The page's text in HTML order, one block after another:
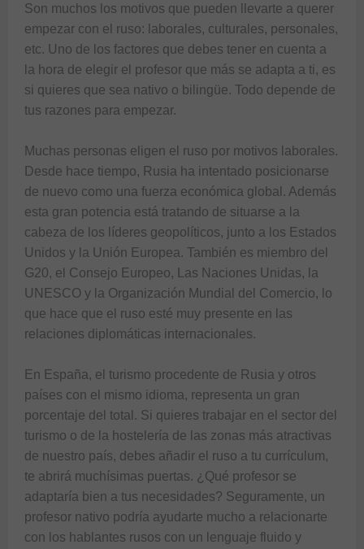
Son muchos los motivos que pueden llevarte a querer
empezar con el ruso: laborales, culturales, personales,
etc. Uno de los factores que debes tener en cuenta a
la hora de elegir el profesor que más se adapta a ti, es
si quieres que sea nativo o bilingüe. Todo depende de
tus razones para empezar.
Muchas personas eligen el ruso por motivos laborales.
Desde hace tiempo, Rusia ha intentado posicionarse
de nuevo como una fuerza económica global. Además
esta gran potencia está tratando de situarse a la
cabeza de los líderes geopolíticos, junto a los Estados
Unidos y la Unión Europea. También es miembro del
G20, el Consejo Europeo, Las Naciones Unidas, la
UNESCO y la Organización Mundial del Comercio, lo
que hace que el ruso esté muy presente en las
relaciones diplomáticas internacionales.
En España, el turismo procedente de Rusia y otros
países con el mismo idioma, representa un gran
porcentaje del total. Si quieres trabajar en el sector del
turismo o de la hostelería de las zonas más atractivas
de nuestro país, debes añadir el ruso a tu currículum,
te abrirá muchísimas puertas. ¿Qué profesor se
adaptaría bien a tus necesidades? Seguramente, un
profesor nativo podría ayudarte mucho a relacionarte
con los hablantes rusos con un lenguaje fluido y